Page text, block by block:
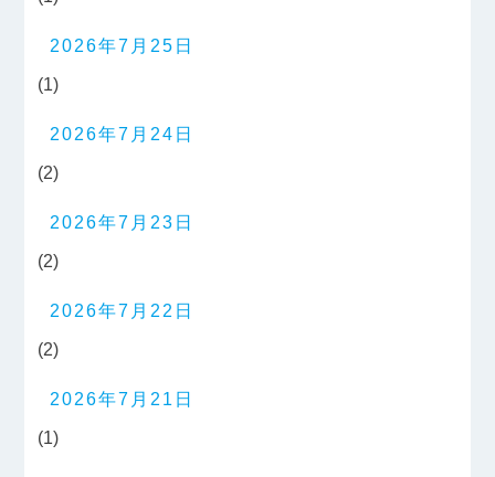
2026年7月25日
(1)
2026年7月24日
(2)
2026年7月23日
(2)
2026年7月22日
(2)
2026年7月21日
(1)